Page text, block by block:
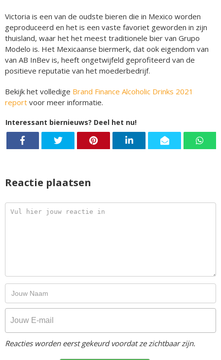
Victoria is een van de oudste bieren die in Mexico worden
geproduceerd en het is een vaste favoriet geworden in zijn
thuisland, waar het het meest traditionele bier van Grupo
Modelo is. Het Mexicaanse biermerk, dat ook eigendom van
van AB InBev is, heeft ongetwijfeld geprofiteerd van de
positieve reputatie van het moederbedrijf.
Bekijk het volledige Brand Finance Alcoholic Drinks 2021
report voor meer informatie.
Interessant biernieuws? Deel het nu!
Reactie plaatsen
Reacties worden eerst gekeurd voordat ze zichtbaar zijn.